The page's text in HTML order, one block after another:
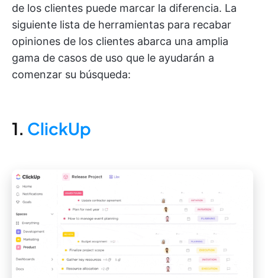
de los clientes puede marcar la diferencia. La
siguiente lista de herramientas para recabar
opiniones de los clientes abarca una amplia
gama de casos de uso que le ayudarán a
comenzar su búsqueda:
1. ClickUp